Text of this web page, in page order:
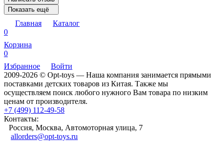
Показать ещё
Главная
Каталог
0
Корзина
0
Избранное
Войти
2009-2026 © Opt-toys — Наша компания занимается прямыми
поставками детских товаров из Китая. Также мы
осуществляем поиск любого нужного Вам товара по низким
ценам от производителя.
+7 (499) 112-49-58
Контакты:
Россия, Москва, Автомоторная улица, 7
allorders@opt-toys.ru